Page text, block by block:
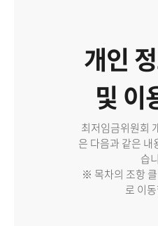
개인
및 이
최저임금위원회
은 다음과 같은 내
습
※ 목차의 조항
로 이